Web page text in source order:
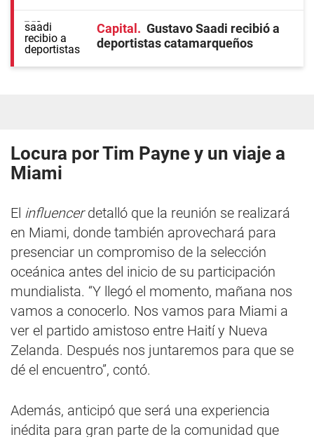
Capital
Gustavo Saadi recibió a
deportistas catamarqueños
Locura por Tim Payne y un viaje a
Miami
El influencerdetalló que la reunión se realizará
en Miami, donde también aprovechará para
presenciar un compromiso de la selección
oceánica antes del inicio de su participación
mundialista. “Y llegó el momento, mañana nos
vamos a conocerlo. Nos vamos para Miami a
ver el partido amistoso entre Haití y Nueva
Zelanda. Después nos juntaremos para que se
dé el encuentro”, contó.
Además, anticipó que será una experiencia
inédita para gran parte de la comunidad que